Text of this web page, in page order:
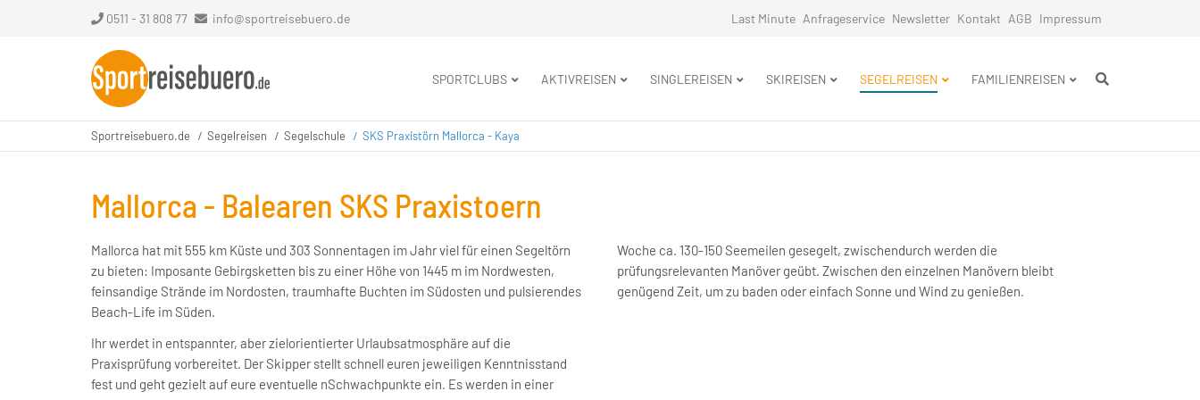
0511 - 31 808 77 info@sportreisebuero.de
Navigation
Last Minute Anfrageservice Newsletter Kontakt AGB Impressum
SPORTCLUBS AKTIVREISEN SINGLEREISEN SKIREISEN SEGELREISEN FAMILIENREISEN
Sportreisebuero.de Segelreisen Segelschule SKS Praxistörn Mallorca - Kaya
Mallorca - Balearen SKS Praxistoern
Mallorca hat mit 555 km Küste und 303 Sonnentagen im Jahr viel für einen Segeltörn
zu bieten: Imposante Gebirgsketten bis zu einer Höhe von 1445 m im Nordwesten,
feinsandige Strände im Nordosten, traumhafte Buchten im Südosten und pulsierendes
Beach-Life im Süden.
Ihr werdet in entspannter, aber zielorientierter Urlaubsatmosphäre auf die
Praxisprüfung vorbereitet. Der Skipper stellt schnell euren jeweiligen Kenntnisstand
fest und geht gezielt auf eure eventuelle nSchwachpunkte ein. Es werden in einer
Woche ca. 130-150 Seemeilen gesegelt, zwischendurch werden die
prüfungsrelevanten Manöver geübt. Zwischen den einzelnen Manövern bleibt
genügend Zeit, um zu baden oder einfach Sonne und Wind zu genießen.